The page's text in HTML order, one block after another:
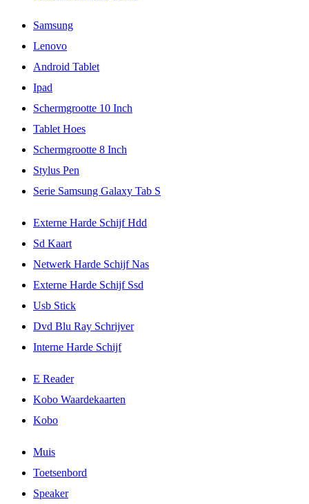
Samsung
Lenovo
Android Tablet
Ipad
Schermgrootte 10 Inch
Tablet Hoes
Schermgrootte 8 Inch
Stylus Pen
Serie Samsung Galaxy Tab S
Externe Harde Schijf Hdd
Sd Kaart
Netwerk Harde Schijf Nas
Externe Harde Schijf Ssd
Usb Stick
Dvd Blu Ray Schrijver
Interne Harde Schijf
E Reader
Kobo Waardekaarten
Kobo
Muis
Toetsenbord
Speaker